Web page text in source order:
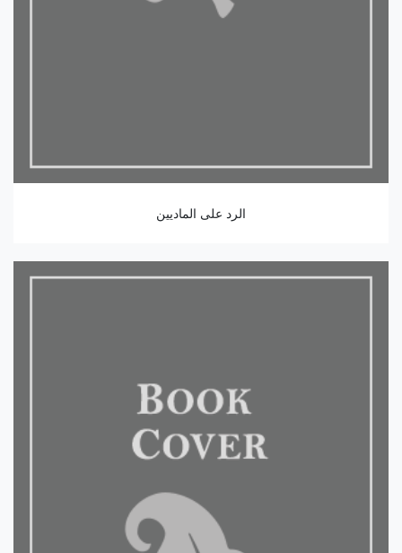
الرد على الماديين